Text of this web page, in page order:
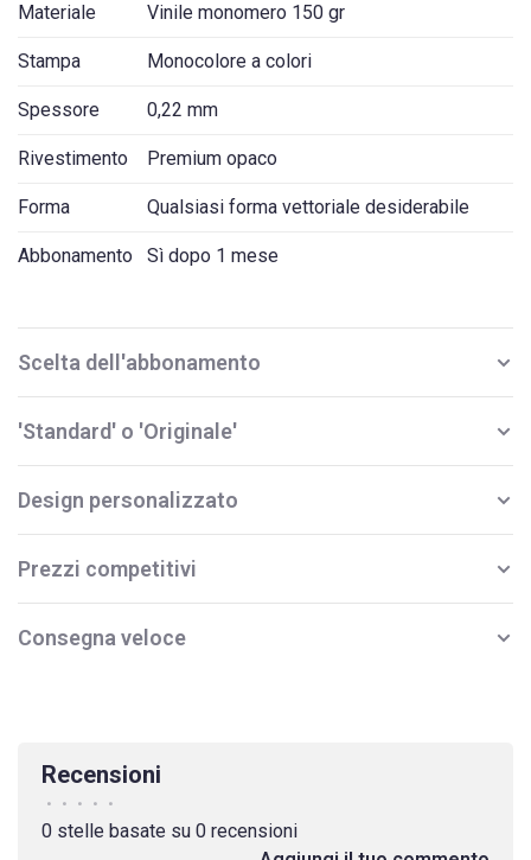
Materiale Vinile monomero 150 gr
Stampa Monocolore a colori
Spessore 0,22 mm
Rivestimento Premium opaco
Forma Qualsiasi forma vettoriale desiderabile
Abbonamento Sì dopo 1 mese
Scelta dell'abbonamento
'Standard' o 'Originale'
Design personalizzato
Prezzi competitivi
Consegna veloce
Recensioni
• • • • •
0 stelle basate su 0 recensioni